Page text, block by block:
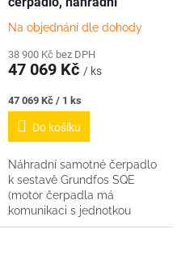
Na objednání dle dohody
38 900 Kč bez DPH
47 069 Kč / ks
Měrná
cena:
47 069 Kč / 1 ks
Do košíku
Náhradní samotné čerpadlo
k sestavě Grundfos SQE
(motor čerpadla má
komunikaci s jednotkou
CU301) Délka kabelu 1m.